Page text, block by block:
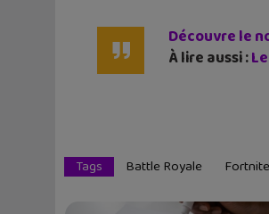
Découvre le
À lire aussi :
Tags Battle Royale Fortnite